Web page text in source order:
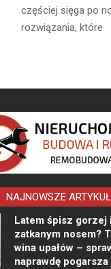
częściej sięga po
rozwiązania, które
NAJNOWSZE
Latem śpisz gorzej
zatkanym nosem?
wina upałów –
naprawdę